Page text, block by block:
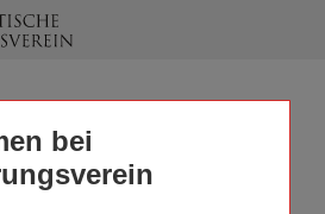
bei